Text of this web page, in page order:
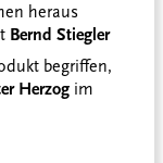
heraus
Bernd Stiegler
begriffen,
Herzog im